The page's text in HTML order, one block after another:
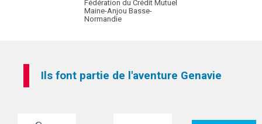
Fédération du Crédit Mutuel
Maine-Anjou Basse-
Normandie
Ils font partie de l'aventure Genavie